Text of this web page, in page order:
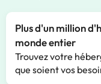
Plus d'un million
monde entier
Trouvez votre
que soient vos